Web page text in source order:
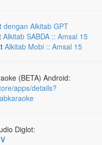
dengan Alkitab GPT
Alkitab SABDA :: Amsal 15
Alkitab Mobi :: Amsal 15
(BETA) Android:
apps/details?
Diglot: